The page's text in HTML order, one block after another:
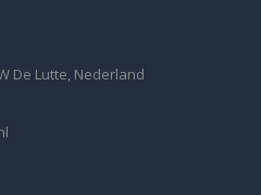
De Lutte, Nederland